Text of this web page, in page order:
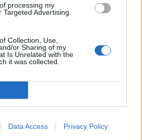
processing my
Advertising.
Collection, Use,
or Sharing of my
Is Unrelated with the
it was collected.
Data Access Privacy Policy